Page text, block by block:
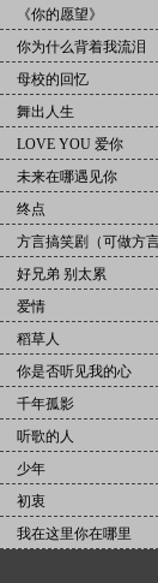
《你的愿望》
你为什么背着我流泪
母校的回忆
舞出人生
LOVE YOU 爱你
未来在哪遇见你
终点
方言搞笑剧（可做方
好兄弟 别太累
爱情
稻草人
你是否听见我的心
千年孤影
听歌的人
少年
初衷
我在这里你在哪里